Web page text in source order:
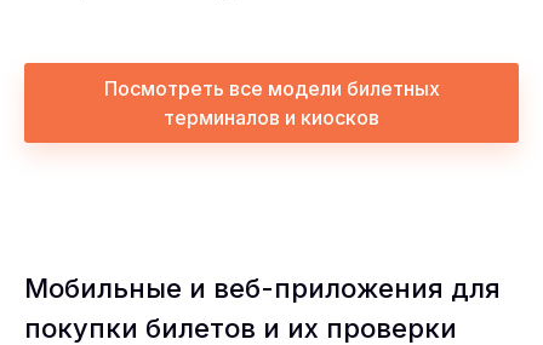
Посмотреть все модели билетных
терминалов и киосков
Мобильные и веб-приложения для
покупки билетов и их проверки